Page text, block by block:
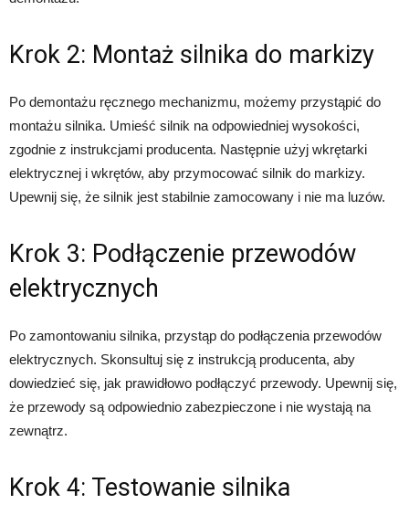
Krok 2: Montaż silnika do markizy
Po demontażu ręcznego mechanizmu, możemy przystąpić do
montażu silnika. Umieść silnik na odpowiedniej wysokości,
zgodnie z instrukcjami producenta. Następnie użyj wkrętarki
elektrycznej i wkrętów, aby przymocować silnik do markizy.
Upewnij się, że silnik jest stabilnie zamocowany i nie ma luzów.
Krok 3: Podłączenie przewodów
elektrycznych
Po zamontowaniu silnika, przystąp do podłączenia przewodów
elektrycznych. Skonsultuj się z instrukcją producenta, aby
dowiedzieć się, jak prawidłowo podłączyć przewody. Upewnij się,
że przewody są odpowiednio zabezpieczone i nie wystają na
zewnątrz.
Krok 4: Testowanie silnika